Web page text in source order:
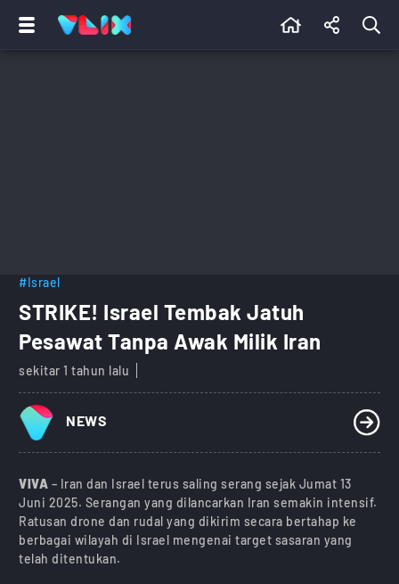
#Israel
STRIKE! Israel Tembak Jatuh
Pesawat Tanpa Awak Milik Iran
sekitar 1 tahun lalu
NEWS
VIVA – Iran dan Israel terus saling serang sejak Jumat 13
Juni 2025. Serangan yang dilancarkan Iran semakin intensif.
Ratusan drone dan rudal yang dikirim secara bertahap ke
berbagai wilayah di Israel mengenai target sasaran yang
telah ditentukan.